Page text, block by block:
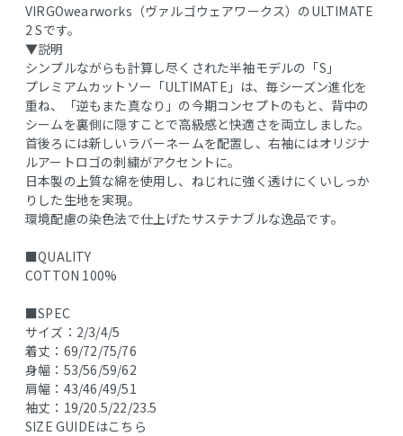
VIRGOwearworks（ヴァルゴウェアワークス）のULTIMATE
2 Sです。
▼説明
シンプルながらも計算し尽くされた半袖モデルの「S」
プレミアムカットソー「ULTIMATE」は、毎シーズン進化を
重ね、「逆もまた真なり」の今期コンセプトのもと、背中の
シームを裏側に隠すことで高級感と快適さを両立しました。
首後ろには新しいラバーネームを配置し、右袖にはオリジナ
ルアートロゴの刺繍がアクセントに。
日本製の上質な綿を使用し、ねじれに強く透けにくいしっか
りした生地を実現。
環境配慮の染色法で仕上げたサステナブルな逸品です。
■QUALITY
COTTON 100%
■SPEC
サイズ：2/3/4/5
着丈：69/72/75/76
身幅：53/56/59/62
肩幅：43/46/49/51
袖丈：19/20.5/22/23.5
SIZE GUIDEはこちら